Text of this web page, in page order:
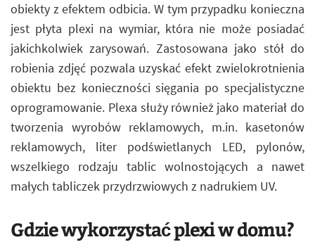
obiekty z efektem odbicia. W tym przypadku konieczna
jest płyta plexi na wymiar, która nie może posiadać
jakichkolwiek zarysowań. Zastosowana jako stół do
robienia zdjęć pozwala uzyskać efekt zwielokrotnienia
obiektu bez konieczności sięgania po specjalistyczne
oprogramowanie. Plexa służy również jako materiał do
tworzenia wyrobów reklamowych, m.in. kasetonów
reklamowych, liter podświetlanych LED, pylonów,
wszelkiego rodzaju tablic wolnostojących a nawet
małych tabliczek przydrzwiowych z nadrukiem UV.
Gdzie wykorzystać plexi w domu?